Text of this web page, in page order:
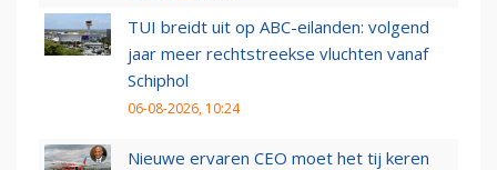
TUI breidt uit op ABC-eilanden: volgend
jaar meer rechtstreekse vluchten vanaf
Schiphol
06-08-2026, 10:24
Nieuwe ervaren CEO moet het tij keren